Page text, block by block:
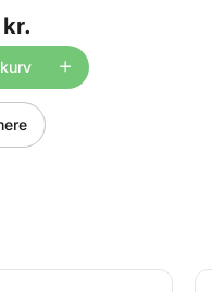
Måler ca.
Indhold: 4 lys